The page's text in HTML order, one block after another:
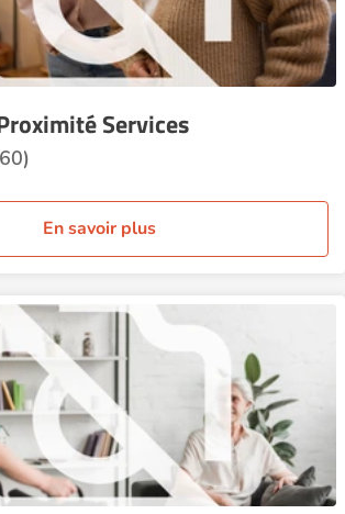
Services
En savoir plus